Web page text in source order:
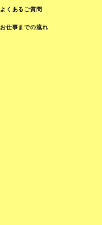
よくあるご質問
お仕事までの流れ